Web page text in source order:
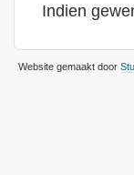
Indien
Website gemaakt door